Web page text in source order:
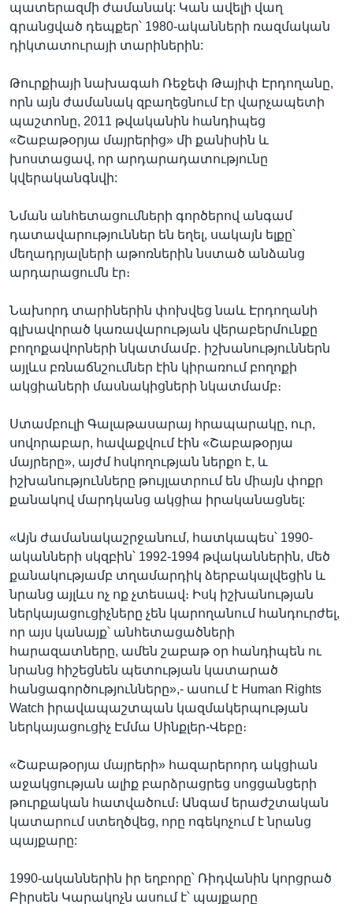
պատերազմի ժամանակ: Կան ավելի վաղ
գրանցված դեպքեր՝ 1980-ականների ռազմական
դիկտատուրայի տարիներին:
Թուրքիայի նախագահ Ռեջեփ Թայիփ Էրդողանը,
որն այն ժամանակ զբաղեցնում էր վարչապետի
պաշտոնը, 2011 թվականին հանդիպեց
«Շաբաթօրյա մայրերից» մի քանիսին և
խոստացավ, որ արդարադատությունը
կվերականգնվի:
Նման անհետացումների գործերով անգամ
դատավարություններ են եղել, սակայն ելքը՝
մեղադրյալների աթոռներին նստած անձանց
արդարացումն էր։
Նախորդ տարիներին փոխվեց նաև Էրդողանի
գլխավորած կառավարության վերաբերմունքը
բողոքավորների նկատմամբ․ իշխանություններն
այլևս բռնաճնշումներ էին կիրառում բողոքի
ակցիաների մասնակիցների նկատմամբ։
Ստամբուլի Գալաթասարայ հրապարակը, ուր,
սովորաբար, հավաքվում էին «Շաբաթօրյա
մայրերը», այժմ հսկողության ներքո է, և
իշխանությունները թույլատրում են միայն փոքր
քանակով մարդկանց ակցիա իրականացնել:
«Այն ժամանակաշրջանում, հատկապես՝ 1990-
ականների սկզբին՝ 1992-1994 թվականներին, մեծ
քանակությամբ տղամարդիկ ձերբակալվեցին և
նրանց այլևս ոչ ոք չտեսավ։ Իսկ իշխանության
ներկայացուցիչները չեն կարողանում հանդուրժել,
որ այս կանայք՝ անհետացածների
հարազատները, ամեն շաբաթ օր հանդիպեն ու
նրանց հիշեցնեն պետության կատարած
հանցագործությունները»,- ասում է Human Rights
Watch իրավապաշտպան կազմակերպության
ներկայացուցիչ Էմմա Սինքլեր-Վեբը։
«Շաբաթօրյա մայրերի» հազարերորդ ակցիան
աջակցության ալիք բարձրացրեց սոցցանցերի
թուրքական հատվածում։ Անգամ երաժշտական
կատարում ստեղծվեց, որը ոգեկոչում է նրանց
պայքարը:
1990-ականներին իր եղբորը՝ Ռիդվանին կորցրած
Բիրսեն Կարակոչն ասում է՝ պայքարը